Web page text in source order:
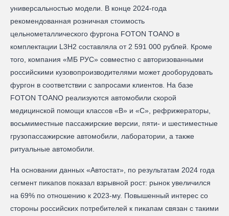
универсальностью модели. В конце 2024-года
рекомендованная розничная стоимость
цельнометаллического фургона FOTON TOANO в
комплектации L3H2 составляла от 2 591 000 рублей. Кроме
того, компания «МБ РУС» совместно с авторизованными
российскими кузовопроизводителями может дооборудовать
фургон в соответствии с запросами клиентов. На базе
FOTON TOANO реализуются автомобили скорой
медицинской помощи классов «В» и «С», рефрижераторы,
восьмиместные пассажирские версии, пяти- и шестиместные
грузопассажирские автомобили, лаборатории, а также
ритуальные автомобили.
На основании данных «Автостат», по результатам 2024 года
сегмент пикапов показал взрывной рост: рынок увеличился
на 69% по отношению к 2023-му. Повышенный интерес со
стороны российских потребителей к пикапам связан c такими